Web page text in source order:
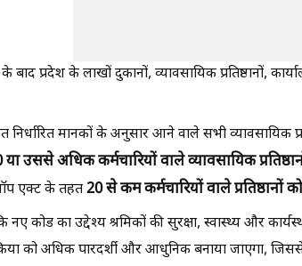
बाद प्रदेश के लाखों दुकानों, व्यावसायिक प्रतिष्ठानों,
मानकों के अनुसार आने वाले सभी व्यावसायिक
या उससे अधिक कर्मचारियों वाले व्यावसायिक
एक्ट के तहत20 से कम कर्मचारियों वाले
कोड का उद्देश्य श्रमिकों की सुरक्षा, स्वास्थ्य और
को अधिक पारदर्शी और आधुनिक बनाया जाएगा,